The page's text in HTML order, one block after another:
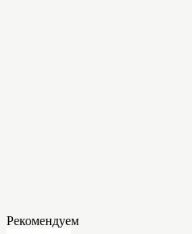
Рекомендуем